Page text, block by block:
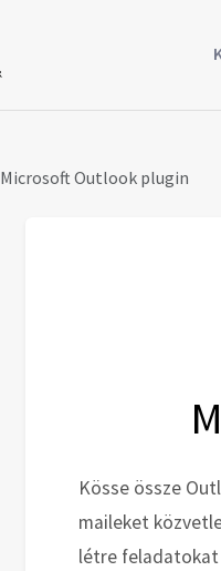
Microsoft Outlook plugin
Kösse össze
maileket
létre feladatokat